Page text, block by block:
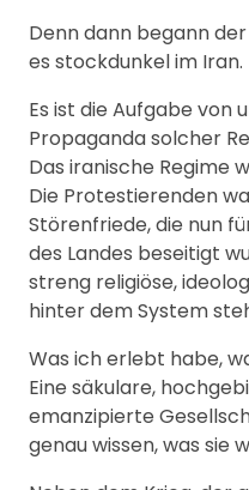
Denn dann begann
es stockdunkel im Iran.
Es ist die Aufgabe von
Propaganda solcher
Das iranische Regime
Die Protestierenden
Störenfriede, die nun
des Landes beseitigt
streng religiöse,
hinter dem System
Was ich erlebt habe,
Eine säkulare,
emanzipierte
genau wissen, was sie